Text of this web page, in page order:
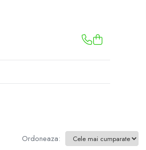
Ordoneaza: